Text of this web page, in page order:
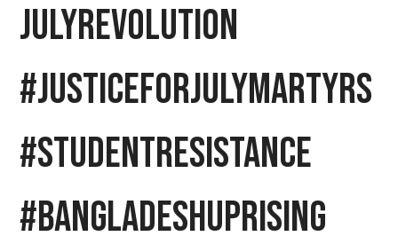
JulyRevolution
#JusticeForJulyMartyrs
#StudentResistance
#BangladeshUprising